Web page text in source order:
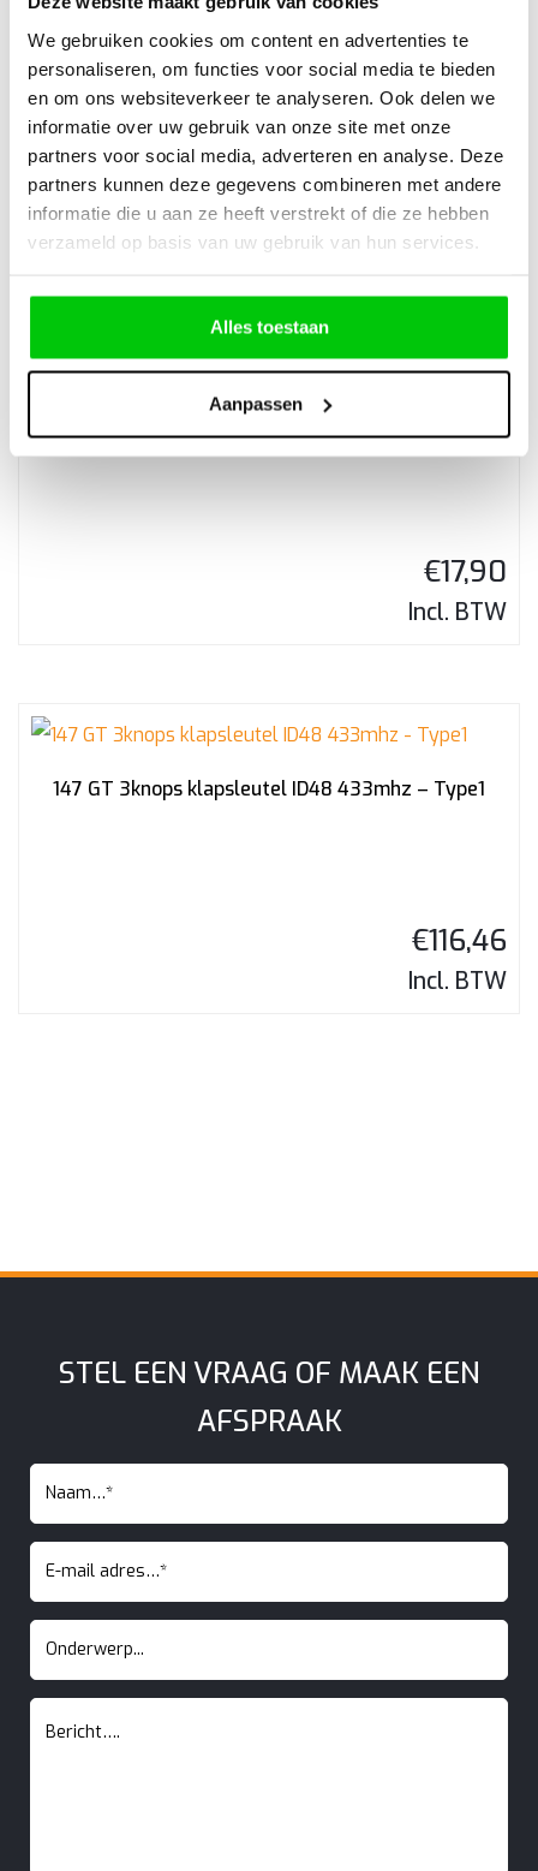
We gebruiken cookies om content en advertenties te
personaliseren, om functies voor social media te bieden
en om ons websiteverkeer te analyseren. Ook delen we
informatie over uw gebruik van onze site met onze
partners voor social media, adverteren en analyse. Deze
partners kunnen deze gegevens combineren met andere
informatie die u aan ze heeft verstrekt of die ze hebben
verzameld op basis van uw gebruik van hun services.
Alles toestaan
Aanpassen
BMW – Vol pakket
€8.046,50
Incl. BTW
Alfa Romeo 156 2Knops klapsleutel behuizing
€17,90
Incl. BTW
147 GT 3knops klapsleutel ID48 433mhz – Type1
€116,46
Incl. BTW
STEL EEN VRAAG OF MAAK EEN
AFSPRAAK